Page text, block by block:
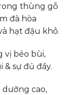
thùng gỗ
đà hòa
hạt đậu khô.
vị béo bùi,
sự đủ đầy.
dưỡng cao,